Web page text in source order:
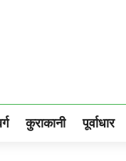
कुराकानी पूर्वाधार